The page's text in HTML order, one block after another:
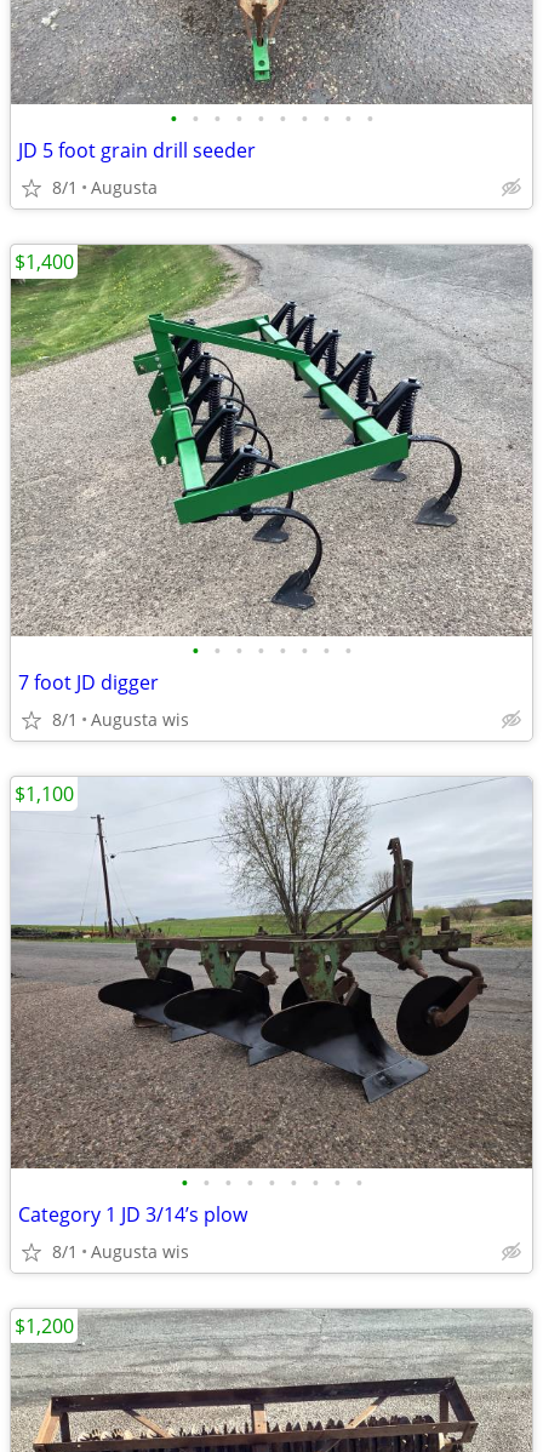
• • • • • • • • • •
JD 5 foot grain drill seeder
8/1 Augusta
• • • • • • • •
7 foot JD digger
8/1 Augusta wis
$1,400
• • • • • • • • •
Category 1 JD 3/14’s plow
8/1 Augusta wis
$1,100
$1,200